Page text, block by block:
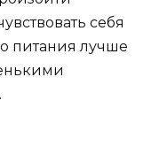
себя
питания лучше